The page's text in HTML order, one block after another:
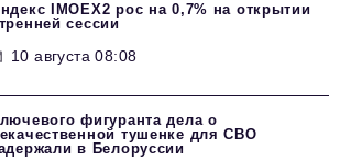
IMOEX2 рос на 0,7% на открытии
сессии
10 августа 08:08
фигуранта дела о
тушенке для СВО
в Белоруссии